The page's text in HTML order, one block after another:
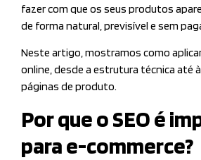
fazer com que os seus produtos
de forma natural, previsível e sem
Neste artigo, mostramos como aplicar
online, desde a estrutura técnica até
páginas de produto.
Por que o SEO é
para e-commerce?